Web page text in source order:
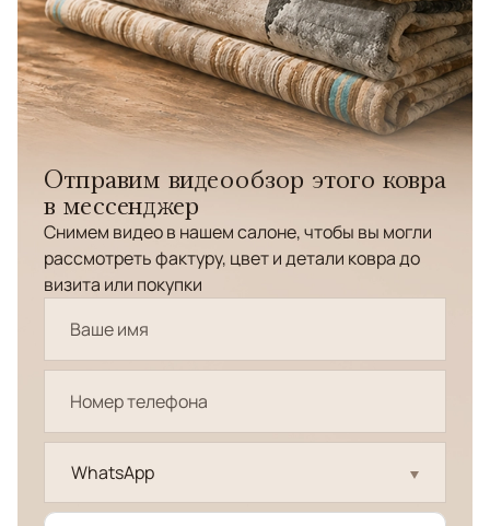
Отправим видеообзор этого ковра
в мессенджер
Снимем видео в нашем салоне, чтобы вы могли
рассмотреть фактуру, цвет и детали ковра до
визита или покупки
WhatsApp